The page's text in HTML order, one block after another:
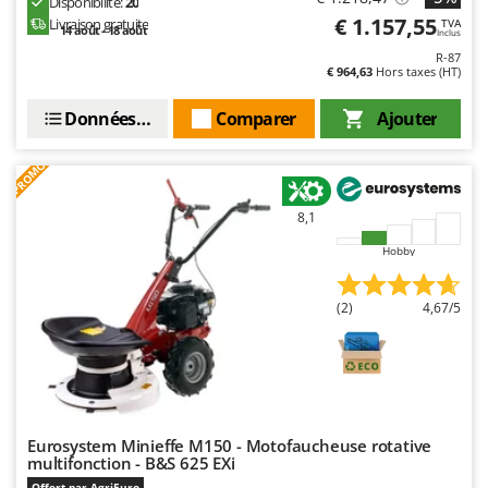
Resto Italia
Ritter
S.T.P.
Santos
Schnitzer
Livraison gratuite
14 août - 18 août € 1.157,55 TVA
Inclus
R-87
€ 964,63 Hors taxes (HT)
Ajouter
Comparer
Données techniques
PROMO
8,1
Hobby
(2) 4,67/5
Eurosystem Minieffe M150 - Motofaucheuse rotative
multifonction - B&S 625 EXi